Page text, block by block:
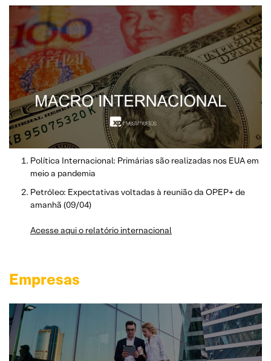
Política Internacional: Primárias são realizadas nos EUA em
meio a pandemia
Petróleo: Expectativas voltadas à reunião da OPEP+ de
amanhã (09/04)
Acesse aqui o relatório internacional
Empresas